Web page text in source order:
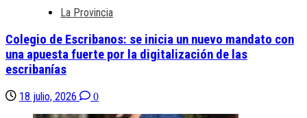
La Provincia
Colegio de Escribanos: se inicia un nuevo mandato con
una apuesta fuerte por la digitalización de las
escribanías
18 julio, 2026 0